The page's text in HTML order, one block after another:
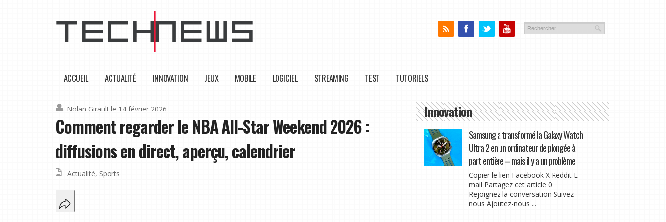
ACCUEIL ACTUALITÉ INNOVATION JEUX MOBILE LOGICIEL STREAMING TEST TUTORIELS
Nolan Girault le 14 février 2026
Comment regarder le NBA All-Star Weekend 2026 :
diffusions en direct, aperçu, calendrier
Actualité, Sports
Innovation
Samsung a transformé la Galaxy Watch
Ultra 2 en un ordinateur de plongée à
part entière – mais il y a un problème
Copier le lien Facebook X Reddit E-
mail Partagez cet article 0
Rejoignez la conversation Suivez-
nous Ajoutez-nous ...